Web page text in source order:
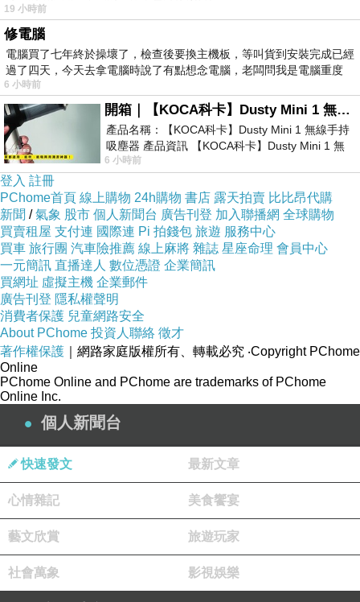
TTSNAP 『全真皮蝴蝶結魚口高跟鞋』
嚴選鏡面羊漆皮製作鞋面，
19 小時前
修電腦
電腦買了七年終於操壞了，檢查後要換主機板，等叫貨到安裝完成已經
過了四天，今天去拿電腦時說了有點想念電腦，老闆問我是電腦重度
6 小時前
開箱｜【KOCA科卡】Dusty Mini 1 無線手持吸塵器
產品名稱：【KOCA科卡】Dusty Mini 1 無線手持
吸塵器 產品資訊 【KOCA科卡】Dusty Mini 1 無
線手持吸塵器評語： 能吸、能吹兼具兩
6 小時前
登入 註冊
PChome首頁 線上購物 24h購物 書店 露天拍賣 比比昂代購
新聞 /氣象 股市 個人新聞台 廣告刊登 加入聯播網 全球購物
買賣租屋 支付連 國際連 Pi 拍錢包 旅遊 服務中心
買車 旅行團 汽車險推薦 線上麻將 雜誌 星座命理 會員中心
一元簡訊 直播達人 數位憑證 企業簡訊
買網址 虛擬主機 企業郵件
廣告刊登 隱私權聲明
消費者保護 兒童網路安全
About PChome 投資人聯絡 徵才
著作權保護 ｜網路家庭版權所有、轉載必究 ‧Copyright PChome
Online
PChome Online and PChome are trademarks of PChome
Online Inc.
個人新聞台
快速發文 最新文章
心情雜記 美食饗宴
藝文欣賞 旅遊玩家
社會萬象 影視娛樂